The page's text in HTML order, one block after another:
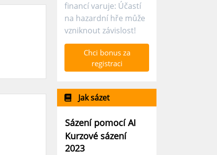
financí varuje: Účastí
na hazardní hře může
vzniknout závislost!
Chci bonus za
registraci
Jak sázet
Sázení pomocí AI
Kurzové sázení
2023